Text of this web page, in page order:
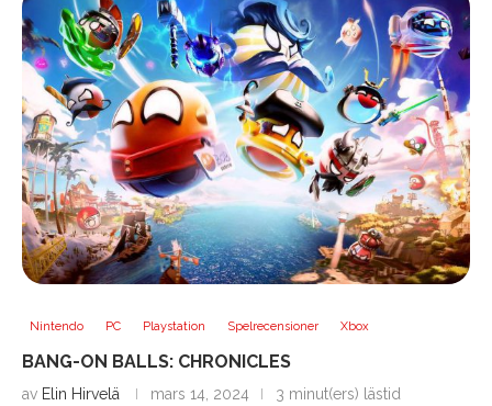
Nintendo PC Playstation Spelrecensioner Xbox
BANG-ON BALLS: CHRONICLES
av Elin Hirvelä mars 14, 2024 3 minut(ers) lästid